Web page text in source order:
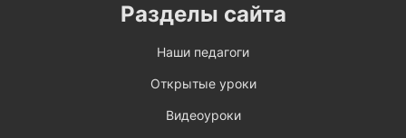
Разделы сайта
Наши педагоги
Открытые уроки
Видеоуроки